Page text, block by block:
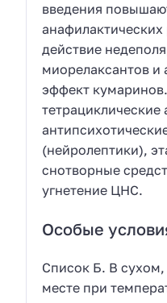
введения
действие
миорелаксантов и
эффект
(нейролептики),
снотворные
угнетение ЦНС.
Особые
Список Б. В
месте при